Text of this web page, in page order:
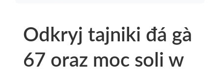
Odkryj tajniki đá gà
67 oraz moc soli w